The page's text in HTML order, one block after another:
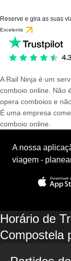
Reserve e gira as suas
Excelente
A Rail Ninja é um
comboio online. Não
opera comboios e
É uma empresa
comboio online.
A nossa
viagem -
Horário de
Compostela